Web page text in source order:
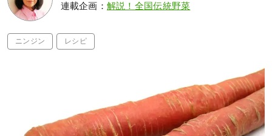
連載企画： 解説！全国伝統野菜
ニンジン レシピ